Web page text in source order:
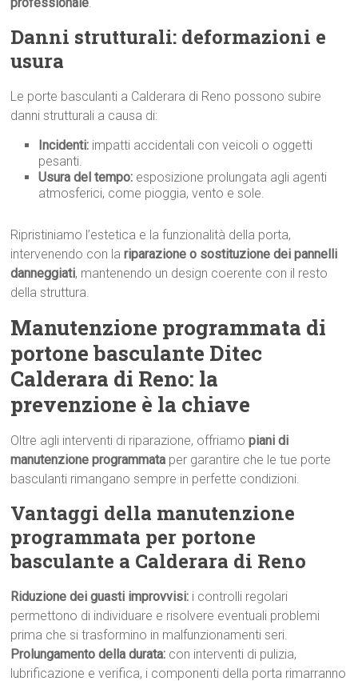
Danni strutturali: deformazioni e
usura
Le porte basculanti a Calderara di Reno possono subire
danni strutturali a causa di:
Incidenti: impatti accidentali con veicoli o oggetti
pesanti.
Usura del tempo: esposizione prolungata agli agenti
atmosferici, come pioggia, vento e sole.
Ripristiniamo l’estetica e la funzionalità della porta,
intervenendo con lariparazione o sostituzione dei pannelli
danneggiati, mantenendo un design coerente con il resto
della struttura.
Manutenzione programmata di
portone basculante Ditec
Calderara di Reno: la
prevenzione è la chiave
Oltre agli interventi di riparazione, offriamopiani di
manutenzione programmata per garantire che le tue porte
basculanti rimangano sempre in perfette condizioni.
Vantaggi della manutenzione
programmata per portone
basculante a Calderara di Reno
Riduzione dei guasti improvvisi: i controlli regolari
permettono di individuare e risolvere eventuali problemi
prima che si trasformino in malfunzionamenti seri.
Prolungamento della durata: con interventi di pulizia,
lubrificazione e verifica, i componenti della porta rimarranno